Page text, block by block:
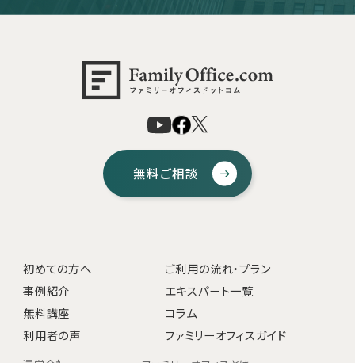
無料ご相談
初めての方へ
ご利用の流れ・プラン
事例紹介
エキスパート一覧
無料講座
コラム
利用者の声
ファミリーオフィスガイド